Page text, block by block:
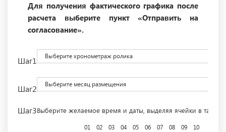
Для получения фактического графика после
расчета выберите пункт «Отправить на
согласование».
Шаг1 Выберите хронометраж ролика
Шаг2 Выберите месяц размещения
Шаг3Выберите желаемое время и даты, выделяя ячейки в
01
02
03
04
05
06
07
08
09
10